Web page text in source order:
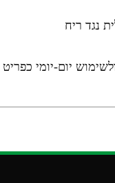
יום-יומי